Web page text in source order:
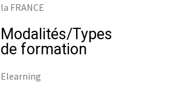
la FRANCE
Modalités/Types
de formation
Elearning